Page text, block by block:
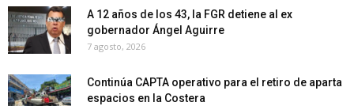
A 12 años de los 43, la FGR detiene al ex
gobernador Ángel Aguirre
7 agosto, 2026
Continúa CAPTA operativo para el retiro de aparta
espacios en la Costera